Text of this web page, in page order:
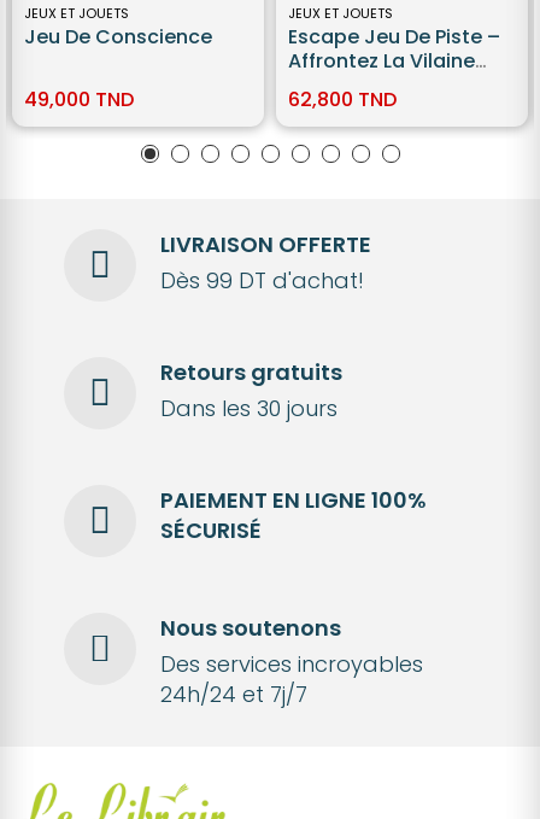
JEUX ET JOUETS
Jeu De Conscience
49,000 TND
JEUX ET JOUETS
Escape Jeu De Piste –
Affrontez La Vilaine
62,800 TND
LIVRAISON OFFERTE
Dès 99 DT d'achat!
Retours gratuits
Dans les 30 jours
PAIEMENT EN LIGNE 100%
SÉCURISÉ
Nous soutenons
Des services incroyables
24h/24 et 7j/7